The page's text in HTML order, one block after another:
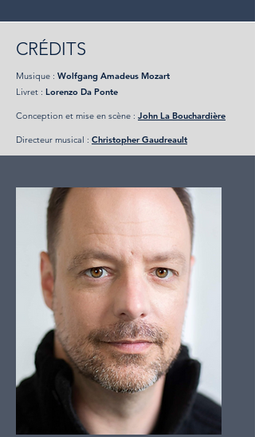
CRÉDITS
Musique : Wolfgang Amadeus Mozart
Livret : Lorenzo Da Ponte
Conception et mise en scène : John La Bouchardière
Directeur musical : Christopher Gaudreault​